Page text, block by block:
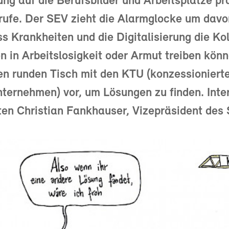
Der SEV zieht die Alarmglocke um
Krankheiten und die Digitalisierung die
in Arbeitslosigkeit oder Armut treiben
runden Tisch mit den KTU
vor, um Lösungen zu finden.
Christian Fankhauser, Vizepräsident des